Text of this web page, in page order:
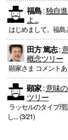
福島:独自
よ...
はじめまして。福
田方 篤志:
概念ツリー
顕家さま コメント
顕家:意味
ツリー
ラッセルのタイプ
し... (3/21)